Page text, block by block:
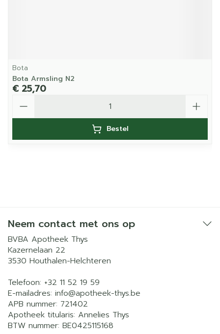
Bota
Bota Armsling N2
€ 25,70
Bestel
Neem contact met ons op
BVBA Apotheek Thys
Kazernelaan 22
3530 Houthalen-Helchteren
Telefoon: +32 11 52 19 59
E-mailadres: info@apotheek-thys.be
APB nummer: 721402
Apotheek titularis: Annelies Thys
BTW nummer: BE0425115168